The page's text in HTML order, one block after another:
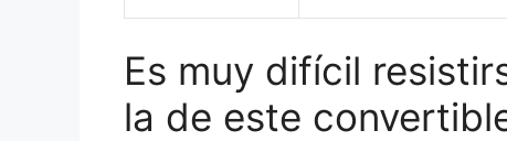
Es muy difícil
la de este